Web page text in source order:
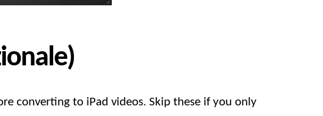
converting to iPad videos. Skip these if you only